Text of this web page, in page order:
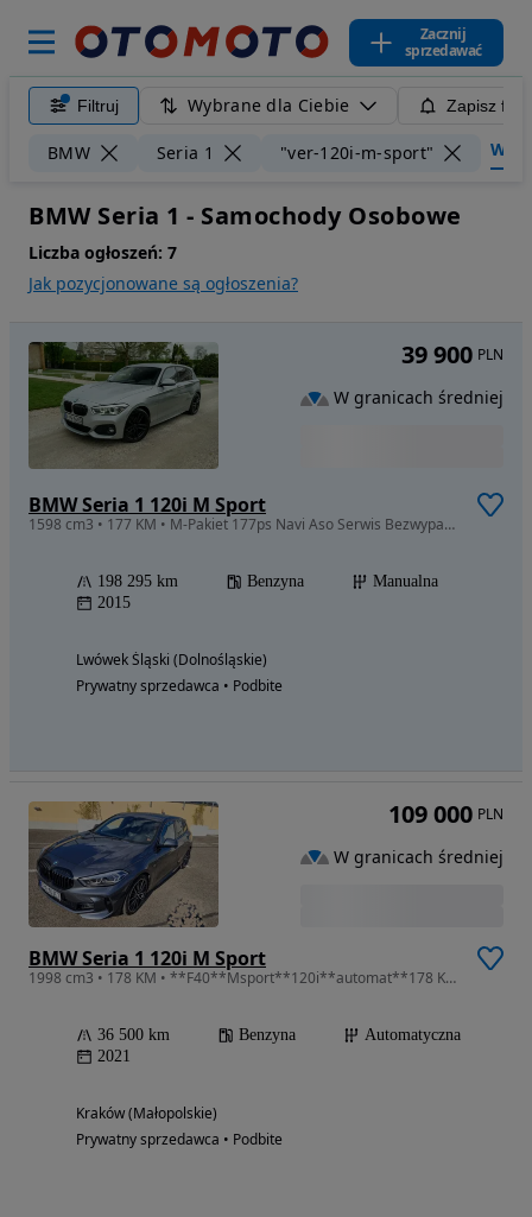
Zacznij
sprzedawać
Filtruj Wybrane dla Ciebie Zapisz
BMW Seria 1 "ver-120i-m-sport"
BMW Seria 1 - Samochody Osobowe
Liczba ogłoszeń: 7
Jak pozycjonowane są ogłoszenia?
BMW Seria 1 120i M Sport
1598 cm3 • 177 KM • M-Pakiet 177ps Navi Aso Serwis Bezwypadkowe 2015R
198 295 km Benzyna
Manualna
2015
Lwówek Śląski (Dolnośląskie)
Prywatny sprzedawca • Podbite
39 900 PLN
W granicach średniej
BMW Seria 1 120i M Sport
1998 cm3 • 178 KM • **F40**Msport**120i**automat**178 KM**
36 500 km Benzyna
Automatyczna
2021
Kraków (Małopolskie)
Prywatny sprzedawca • Podbite
109 000 PLN
W granicach średniej